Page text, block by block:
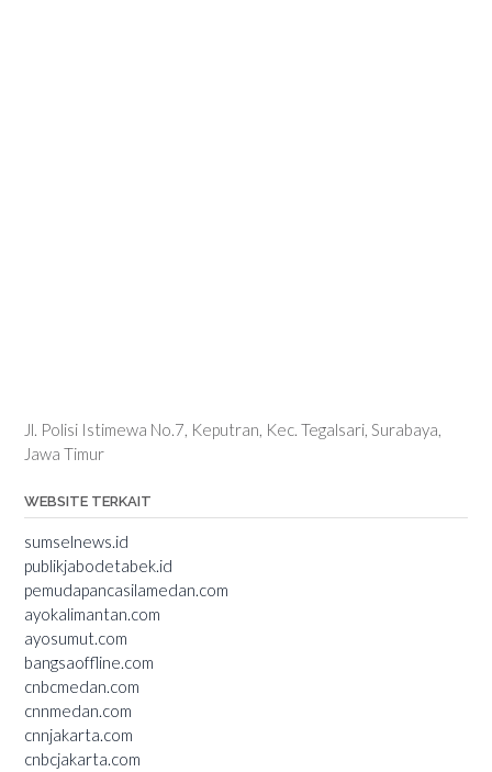
Jl. Polisi Istimewa No.7, Keputran, Kec. Tegalsari, Surabaya,
Jawa Timur
WEBSITE TERKAIT
sumselnews.id
publikjabodetabek.id
pemudapancasilamedan.com
ayokalimantan.com
ayosumut.com
bangsaoffline.com
cnbcmedan.com
cnnmedan.com
cnnjakarta.com
cnbcjakarta.com